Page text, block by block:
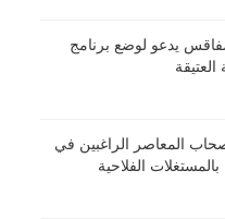
يدعو لوضع برنامج
المعاصر الراغبين في
الفلاحية